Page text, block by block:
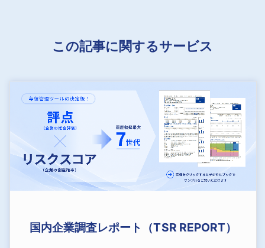
この記事に関するサービス
国内企業調査レポート（TSR REPORT）